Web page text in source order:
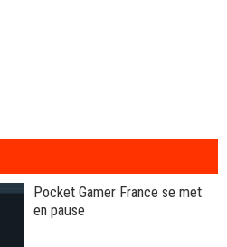
Pocket Gamer France se met
en pause